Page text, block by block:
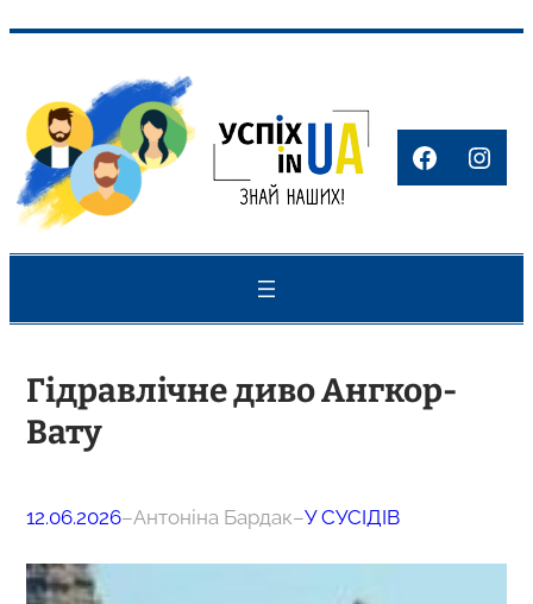
вмісту
Гідравлічне диво Ангкор-
Вату
12.06.2026–Антоніна Бардак–У СУСІДІВ